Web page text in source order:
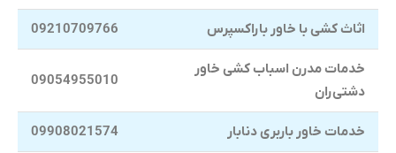
اثاث کشی با خاور باراکسپرس 09210709766
خدمات مدرن اسباب کشی خاور
دشتی‌ران
09054955010
خدمات خاور باربری دنابار 09908021574